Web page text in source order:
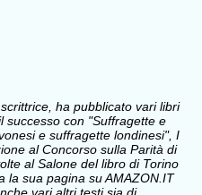
ha pubblicato vari libri
successo con "Suffragette e
e suffragette londinesi", I
al Concorso sulla Parità di
al Salone del libro di Torino
la sua pagina su AMAZON.IT